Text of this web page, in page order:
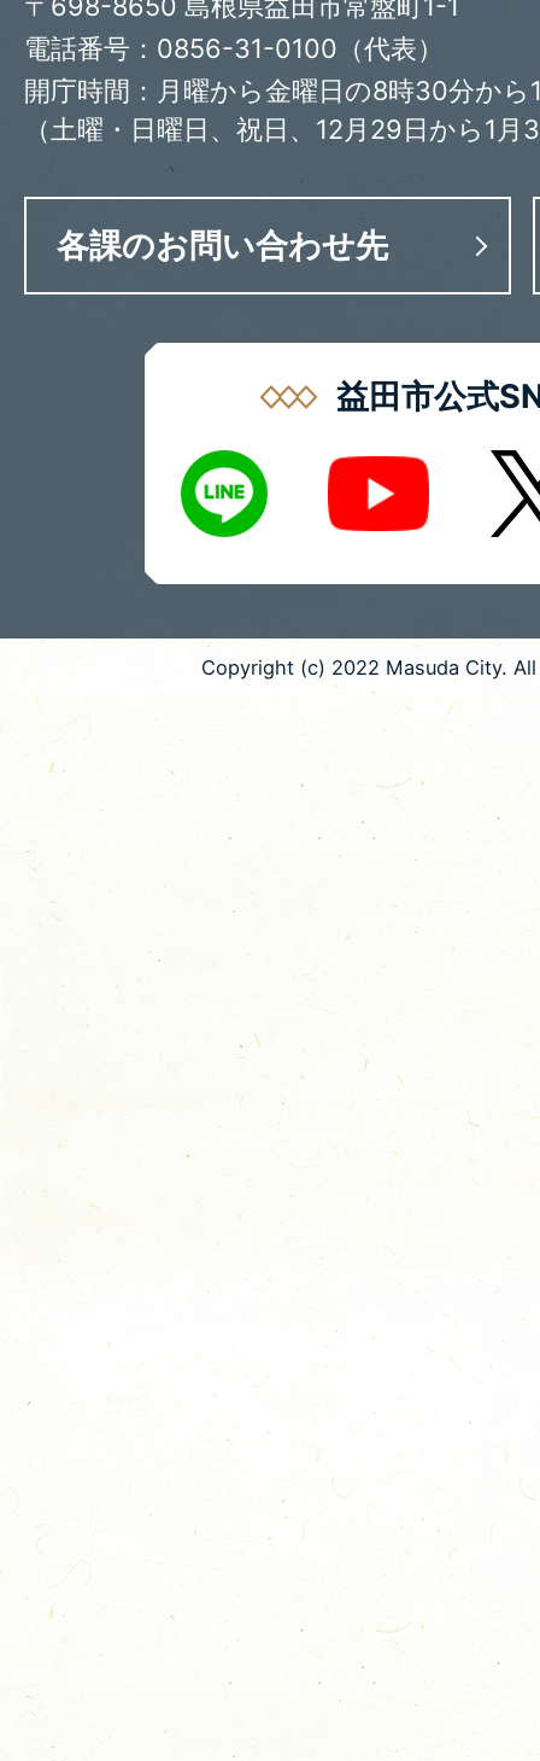
〒698-8650 島根県益田市常盤町1-1
電話番号：0856-31-0100（代表）
開庁時間：月曜から金曜日の8時30分から
（土曜・日曜日、祝日、12月29日から1月
各課のお問い合わせ先
益田市公式
LINE
Youtube X
Copyright (c) 2022 Masuda City.